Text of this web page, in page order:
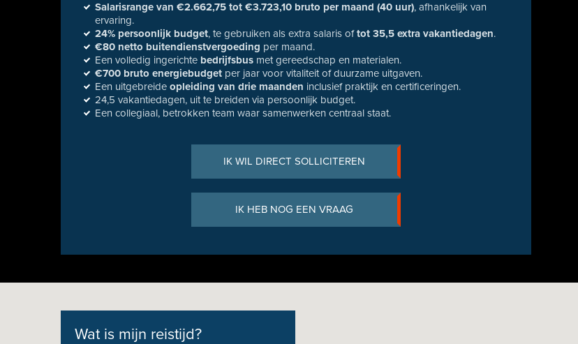
Salarisrange van €2.662,75 tot €3.723,10 bruto per maand (40 uur), afhankelijk van
ervaring.
24% persoonlijk budget, te gebruiken als extra salaris oftot 35,5 extra vakantiedagen.
€80 netto buitendienstvergoeding per maand.
Een volledig ingerichte bedrijfsbus met gereedschap en materialen.
€700 bruto energiebudget per jaar voor vitaliteit of duurzame uitgaven.
Een uitgebreideopleiding van drie maanden inclusief praktijk en certificeringen.
24,5 vakantiedagen, uit te breiden via persoonlijk budget.
Een collegiaal, betrokken team waar samenwerken centraal staat.
IK WIL DIRECT SOLLICITEREN
IK HEB NOG EEN VRAAG
Wat is mijn reistijd?